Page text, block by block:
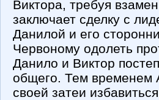
Виктора, требуя
заключает сделку с
Данилой и его
Червоному одолеть
Данило и Виктор
общего. Тем временем
своей затеи